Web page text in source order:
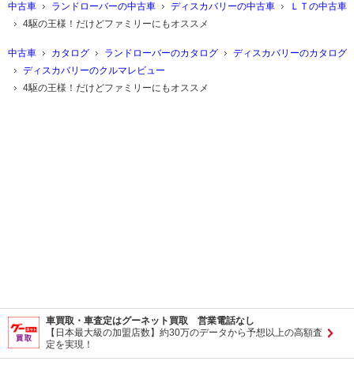
中古車 ランドローバーの中古車 ディスカバリーの中古車
ＬＴの中古車
4駆の王様！だけどファミリーにもオススメ
中古車 カタログ ランドローバーのカタログ
ディスカバリーのカタログ
ディスカバリーのクルマレビュー
4駆の王様！だけどファミリーにもオススメ
車買取・車査定はグーネット買取 営業電話なし
【日本最大級の加盟店数】約30万のデータから予想以上の高額査
定を実現！